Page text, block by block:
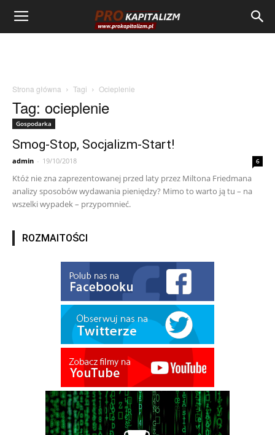
Strona główna Tagi Ocieplenie
Tag: ocieplenie
Gospodarka
Smog-Stop, Socjalizm-Start!
admin - 19/10/2018 6
Któż nie zna zaprezentowanej przed laty przez Miltona Friedmana
analizy sposobów wydawania pieniędzy? Mimo to warto ją tu – na
wszelki wypadek – przypomnieć.
ROZMAITOŚCI